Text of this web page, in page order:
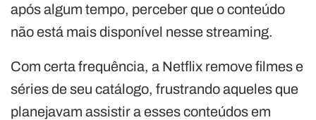
após algum tempo, perceber que o conteúdo
não está mais disponível nesse streaming.
Com certa frequência, a Netflix remove filmes e
séries de seu catálogo, frustrando aqueles que
planejavam assistir a esses conteúdos em